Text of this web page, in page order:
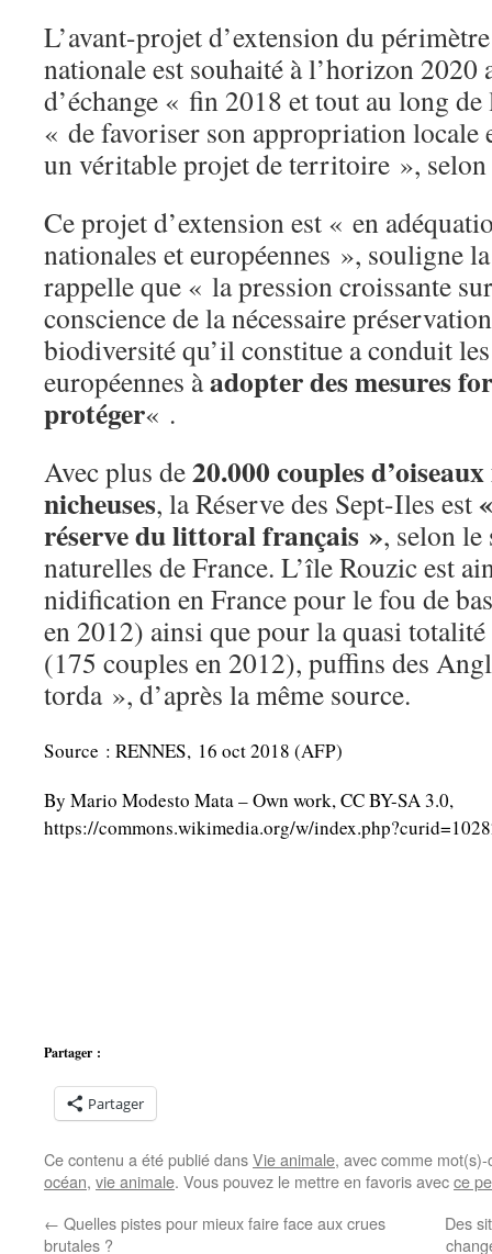
L’avant-projet d’extension du
nationale est souhaité à l’horizon 2020
d’échange « fin 2018 et tout au long
« de favoriser son appropriation locale
un véritable projet de territoire »,
Ce projet d’extension est « en
nationales et européennes », souligne
rappelle que « la pression croissante
conscience de la nécessaire
biodiversité qu’il constitue a conduit
européennes àadopter des mesures
protéger« .
Avec plus de20.000 couples
nicheuses, la Réserve des Sept-Iles est
réserve du littoral français », selon le
naturelles de France. L’île Rouzic est
nidification en France pour le fou de
en 2012) ainsi que pour la quasi
(175 couples en 2012), puffins des
torda », d’après la même source.
Source : RENNES, 16 oct 2018 (AFP)
By Mario Modesto Mata – Own work, CC BY-SA 3.0,
https://commons.wikimedia.org/w/
Partager :
Partager
Ce contenu a été publié dansVie animale, avec comme
océan, vie animale. Vous pouvez le mettre en favoris avecce
← Quelles pistes pour mieux faire face aux crues
brutales ?
Des